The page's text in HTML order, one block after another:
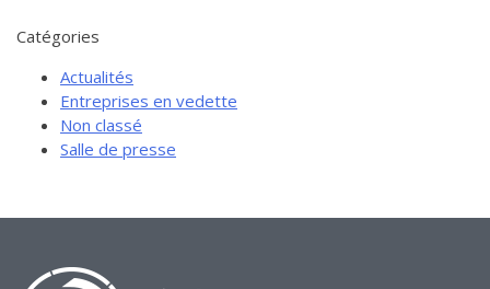
Catégories
Actualités
Entreprises en vedette
Non classé
Salle de presse